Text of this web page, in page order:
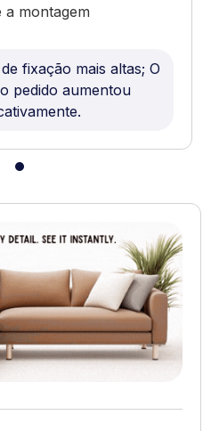
a montagem
fixação mais altas; O
pedido aumentou